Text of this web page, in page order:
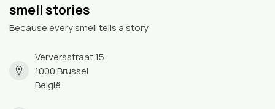
smell stories
Because every smell tells a story
Verversstraat 15
1000 Brussel
België